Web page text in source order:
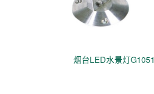
烟台LED水景灯G1051